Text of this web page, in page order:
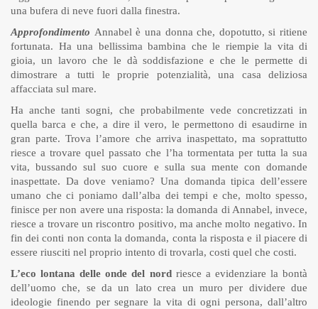
una bufera di neve fuori dalla finestra.
Approfondimento Annabel è una donna che, dopotutto, si ritiene
fortunata. Ha una bellissima bambina che le riempie la vita di
gioia, un lavoro che le dà soddisfazione e che le permette di
dimostrare a tutti le proprie potenzialità, una casa deliziosa
affacciata sul mare.
Ha anche tanti sogni, che probabilmente vede concretizzati in
quella barca e che, a dire il vero, le permettono di esaudirne in
gran parte. Trova l’amore che arriva inaspettato, ma soprattutto
riesce a trovare quel passato che l’ha tormentata per tutta la sua
vita, bussando sul suo cuore e sulla sua mente con domande
inaspettate. Da dove veniamo? Una domanda tipica dell’essere
umano che ci poniamo dall’alba dei tempi e che, molto spesso,
finisce per non avere una risposta: la domanda di Annabel, invece,
riesce a trovare un riscontro positivo, ma anche molto negativo. In
fin dei conti non conta la domanda, conta la risposta e il piacere di
essere riusciti nel proprio intento di trovarla, costi quel che costi.
L’eco lontana delle onde del nordriesce a evidenziare la bontà
dell’uomo che, se da un lato crea un muro per dividere due
ideologie finendo per segnare la vita di ogni persona, dall’altro